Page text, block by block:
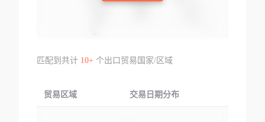
匹配到共计 10+个出口贸易国家/区域
贸易区域 交易日期分布